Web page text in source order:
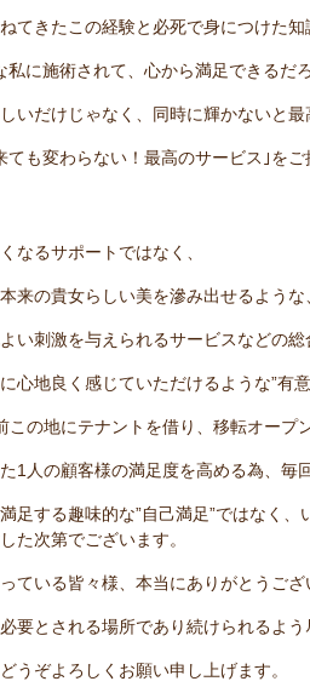
ねてきたこの経験と必死で身につけた
私に施術されて、心から満足できるだ
いだけじゃなく、同時に輝かないと
ても変わらない！最高のサービス｣を
なるサポートではなく、
来の貴女らしい美を滲み出せるよう
い刺激を与えられるサービスなどの総
心地良く感じていただけるような”有
この地にテナントを借り、移転オープ
1人の顧客様の満足度を高める為、毎
足する趣味的な”自己満足”ではなく
た次第でございます。
ている皆々様、本当にありがとうござ
要とされる場所であり続けられるよ
うぞよろしくお願い申し上げます。